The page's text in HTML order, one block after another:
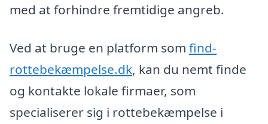
med at forhindre fremtidige angreb.
Ved at bruge en platform som find-
rottebekæmpelse.dk, kan du nemt finde
og kontakte lokale firmaer, som
specialiserer sig i rottebekæmpelse i